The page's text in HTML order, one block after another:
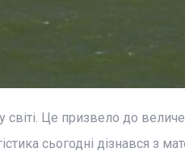
Це призвело до
сьогодні дізнався з